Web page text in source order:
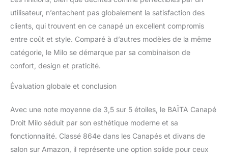
utilisateur, n’entachent pas globalement la satisfaction des
clients, qui trouvent en ce canapé un excellent compromis
entre coût et style. Comparé à d’autres modèles de la même
catégorie, le Milo se démarque par sa combinaison de
confort, design et praticité.
Évaluation globale et conclusion
Avec une note moyenne de 3,5 sur 5 étoiles, le BAÏTA Canapé
Droit Milo séduit par son esthétique moderne et sa
fonctionnalité. Classé 864e dans les Canapés et divans de
salon sur Amazon, il représente une option solide pour ceux